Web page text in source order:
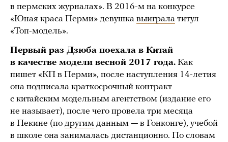
в пермских журналах». В 2016-м на конкурсе
«Юная краса Перми» девушка выиграла титул
«Топ-модель».
Первый раз Дзюба поехала в Китай
в качестве модели весной 2017 года. Как
пишет «КП в Перми», после наступления 14-летия
она подписала краткосрочный контракт
с китайским модельным агентством (издание его
не называет), после чего провела три месяца
в Пекине (по другим данным — в Гонконге), учебой
в школе она занималась дистанционно. По словам